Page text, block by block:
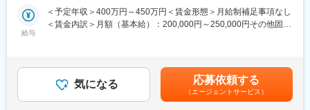
っています。
☆サービスエンジニアの紹介ページ：
社内で実際の機材を使った研修などもございます。
（2）チューター制度
OJTは必ずマンツーマンで指導するチューター制度を導入してお
給与
＜予定年収＞400万円～450万円＜賃金形態＞月給制補足事項なし
＜賃金内訳＞月額（基本給）：200,000円～250,000円その他固定
外勤１日につき800円■ドライバー手当：9,000円/月賃金はあくま
でも目安の金額であり、選考を通じて上下する可能性がありま
す。月給(月額)は固定手当を含めた表記です。
気になる 応募依頼する
（エージェントサービス）